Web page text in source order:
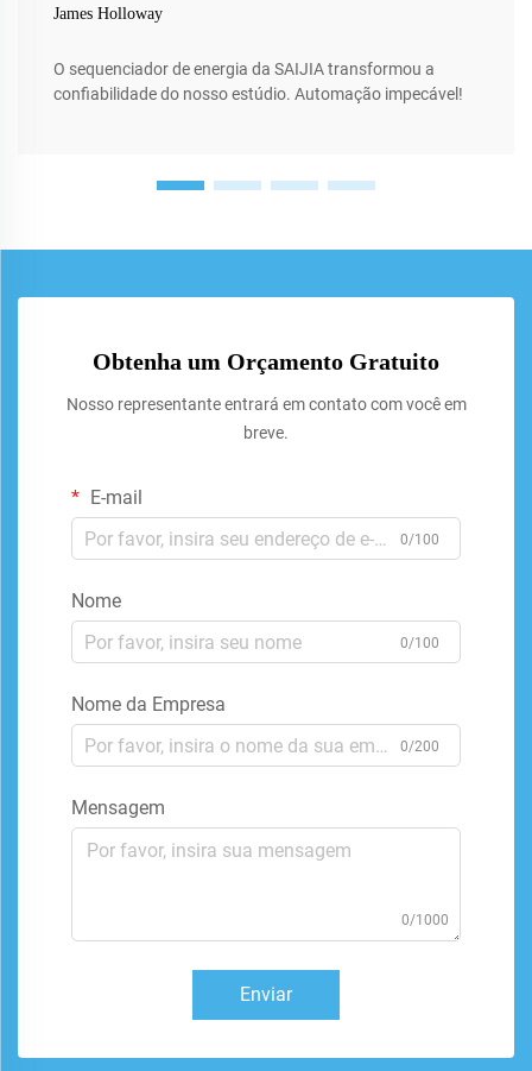
James Holloway
O sequenciador de energia da SAIJIA transformou a
confiabilidade do nosso estúdio. Automação impecável!
Obtenha um Orçamento Gratuito
Nosso representante entrará em contato com você em
breve.
E-mail
0/100
Nome
0/100
Nome da Empresa
0/200
Mensagem
0/1000
Enviar